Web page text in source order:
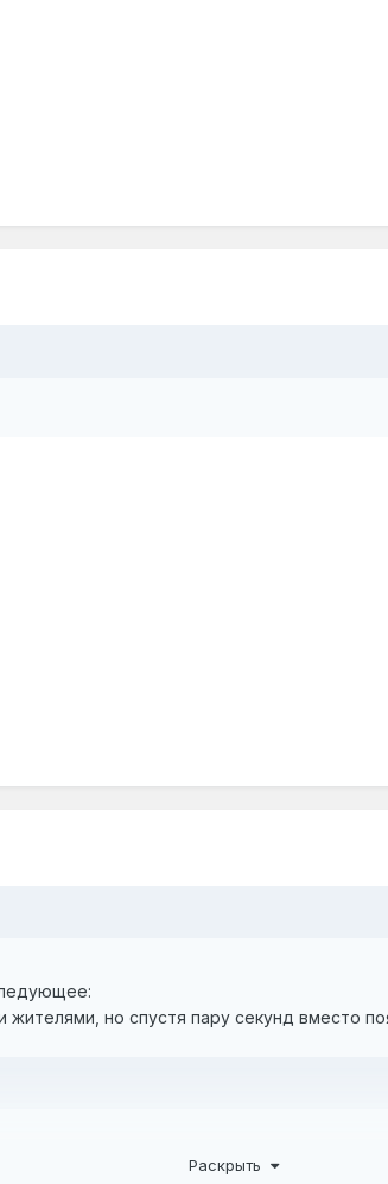
но спустя пару секунд вместо
Раскрыть